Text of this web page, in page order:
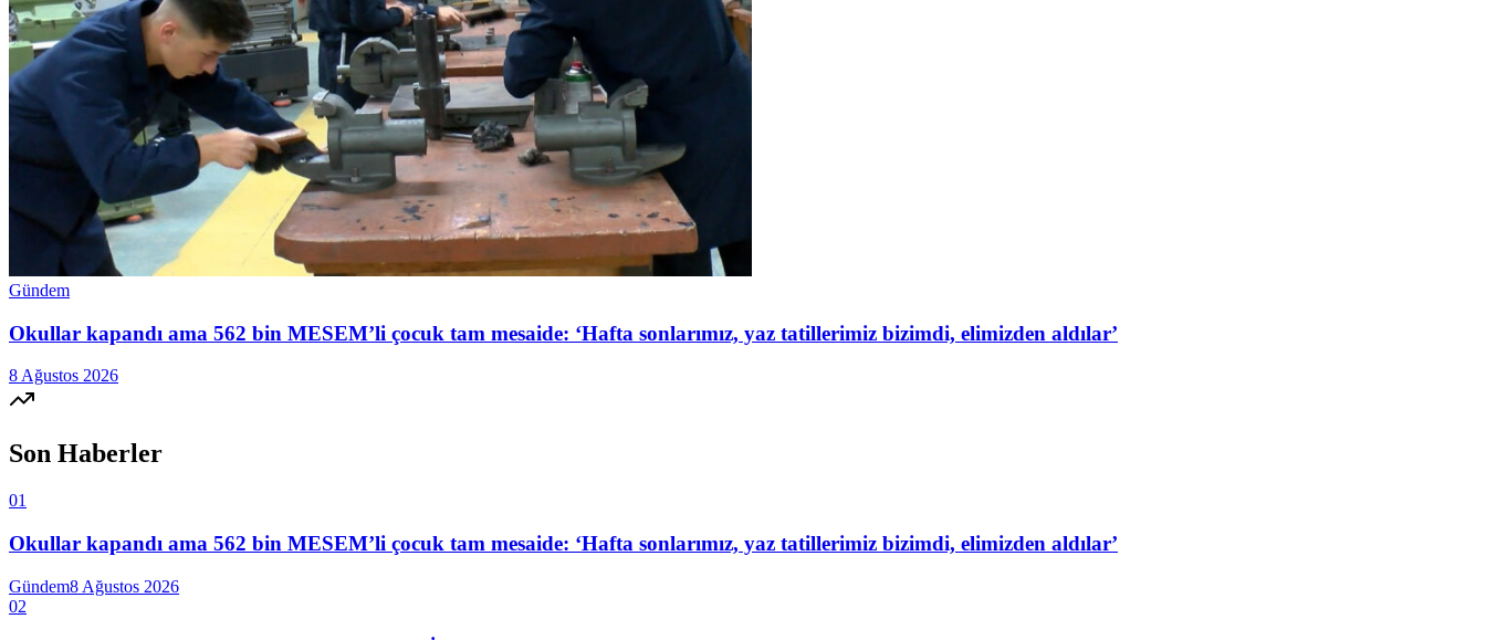
Gündem
Okullar kapandı ama 562 bin MESEM’li çocuk tam mesaide: ‘Hafta sonlarımız, yaz tatillerimiz bizimdi, elimizden aldılar’
8 Ağustos 2026
Son Haberler
01
Okullar kapandı ama 562 bin MESEM’li çocuk tam mesaide: ‘Hafta sonlarımız, yaz tatillerimiz bizimdi, elimizden aldılar’
Gündem8 Ağustos 2026
02